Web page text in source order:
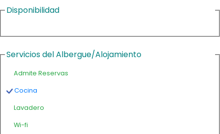
Disponibilidad
Servicios del Albergue/Alojamiento
Admite Reservas
Cocina
Lavadero
Wi-fi